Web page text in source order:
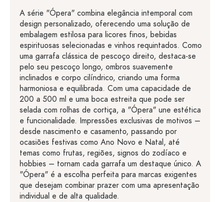
A série "Ópera" combina elegância intemporal com
design personalizado, oferecendo uma solução de
embalagem estilosa para licores finos, bebidas
espirituosas selecionadas e vinhos requintados. Como
uma garrafa clássica de pescoço direito, destaca-se
pelo seu pescoço longo, ombros suavemente
inclinados e corpo cilíndrico, criando uma forma
harmoniosa e equilibrada. Com uma capacidade de
200 a 500 ml e uma boca estreita que pode ser
selada com rolhas de cortiça, a "Ópera" une estética
e funcionalidade. Impressões exclusivas de motivos –
desde nascimento e casamento, passando por
ocasiões festivas como Ano Novo e Natal, até
temas como frutas, regiões, signos do zodíaco e
hobbies – tornam cada garrafa um destaque único. A
"Ópera" é a escolha perfeita para marcas exigentes
que desejam combinar prazer com uma apresentação
individual e de alta qualidade.